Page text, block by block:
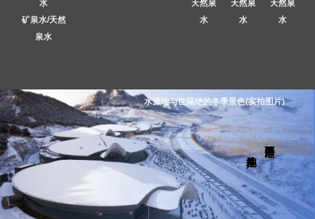
水
矿泉水/天然
泉水
天然泉
水
天然泉
水
天然泉
水
水源地与世隔绝的冬季景色(实拍图片)